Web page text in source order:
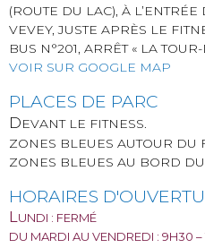
(ROUTE DU LAC), À
VEVEY, JUSTE APRÈS LE
BUS N°201, ARRÊT « LA
VOIR SUR GOOGLE MAP
​PLACES DE PARC
DEVANT LE FITNESS.
ZONES BLEUES AUTOUR DU
ZONES BLEUES AU BORD
HORAIRES
LUNDI : FERMÉ
DU MARDI AU VENDREDI : 9H30 –